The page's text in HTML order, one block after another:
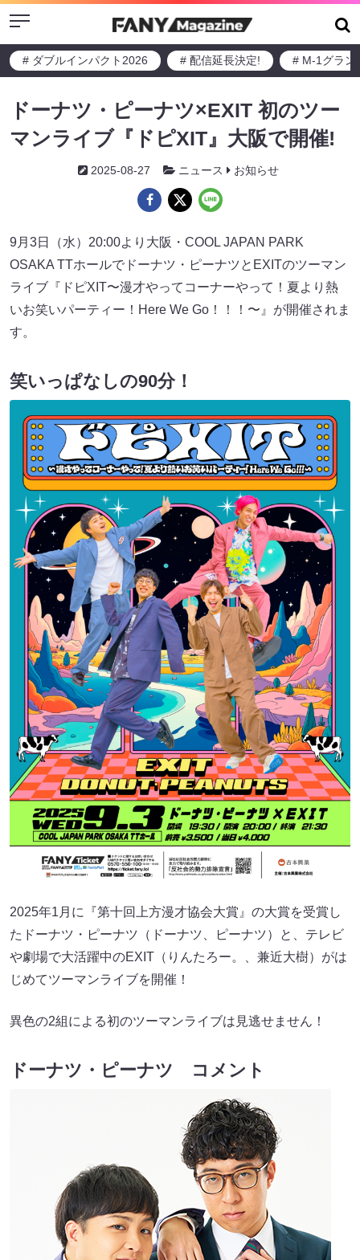
Menu
# ダブルインパクト2026 # 配信延長決定! # M-1グラン
ドーナツ・ピーナツ×EXIT 初のツー
マンライブ『ドピXIT』大阪で開催!
2025-08-27 ニュース お知らせ
9月3日（水）20:00より大阪・COOL JAPAN PARK
OSAKA TTホールでドーナツ・ピーナツとEXITのツーマン
ライブ『ドピXIT〜漫才やってコーナーやって！夏より熱
いお笑いパーティー！Here We Go！！！〜』が開催されま
す。
笑いっぱなしの90分！
2025年1月に『第十回上方漫才協会大賞』の大賞を受賞し
たドーナツ・ピーナツ（ドーナツ、ピーナツ）と、テレビ
や劇場で大活躍中のEXIT（りんたろー。、兼近大樹）がは
じめてツーマンライブを開催！
異色の2組による初のツーマンライブは見逃せません！
ドーナツ・ピーナツ コメント